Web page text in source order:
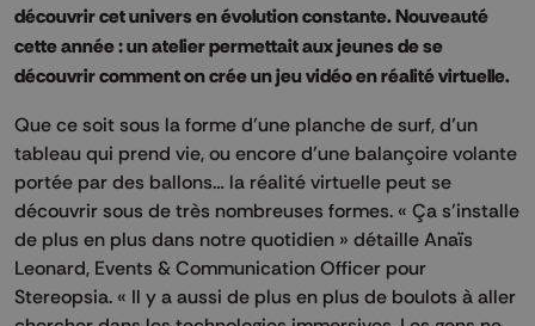
découvrir cet univers en évolution constante. Nouveauté
cette année : un atelier permettait aux jeunes de se
découvrir comment on crée un jeu vidéo en réalité virtuelle.
Que ce soit sous la forme d’une planche de surf, d’un
tableau qui prend vie, ou encore d’une balançoire volante
portée par des ballons… la réalité virtuelle peut se
découvrir sous de très nombreuses formes. « Ça s’installe
de plus en plus dans notre quotidien » détaille Anaïs
Leonard, Events & Communication Officer pour
Stereopsia. « Il y a aussi de plus en plus de boulots à aller